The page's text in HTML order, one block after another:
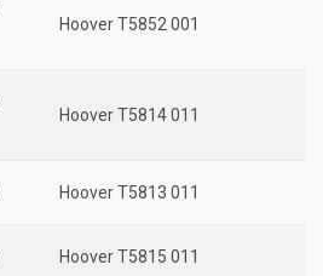
Hoover T5852 001
Hoover T5814 011
Hoover T5813 011
Hoover T5815 011